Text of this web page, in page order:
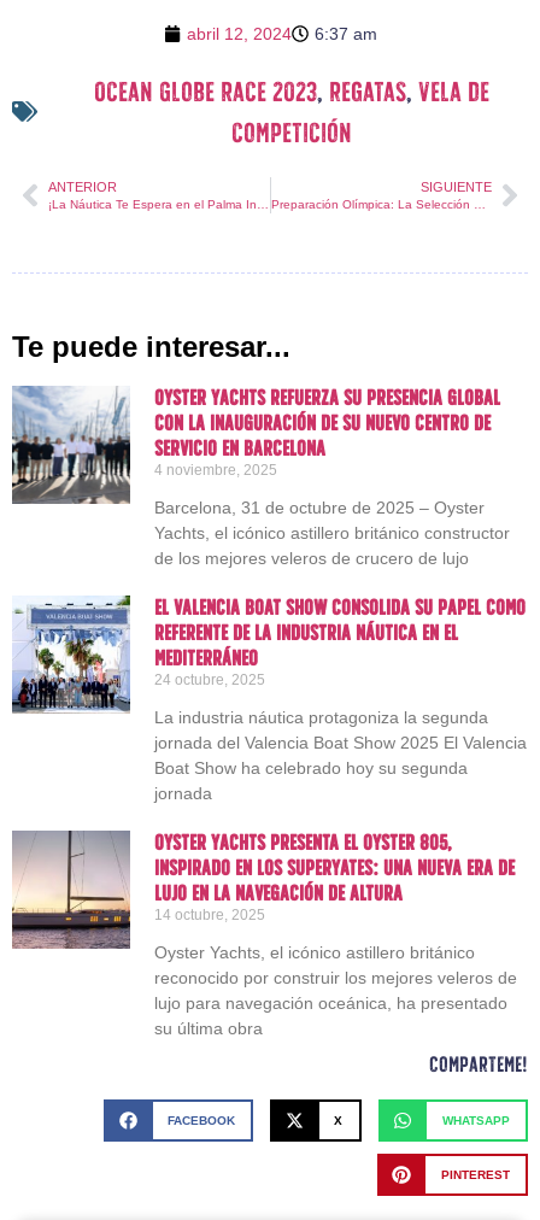
Comparteme!
FACEBOOK X WHATSAPP
PINTEREST
abril 12, 2024 6:37 am
Ocean Globe Race 2023, regatas, vela de
competición
ANTERIOR SIGUIENTE
Te puede interesar...
Oyster Yachts refuerza su presencia global
con la inauguración de su nuevo centro de
servicio en Barcelona
4 noviembre, 2025
Barcelona, 31 de octubre de 2025 – Oyster
Yachts, el icónico astillero británico constructor
de los mejores veleros de crucero de lujo
El Valencia Boat Show consolida su papel como
referente de la industria náutica en el
Mediterráneo
24 octubre, 2025
La industria náutica protagoniza la segunda
jornada del Valencia Boat Show 2025 El Valencia
Boat Show ha celebrado hoy su segunda
jornada
Oyster Yachts presenta el Oyster 805,
inspirado en los superyates: una nueva era de
lujo en la navegación de altura
14 octubre, 2025
Oyster Yachts, el icónico astillero británico
reconocido por construir los mejores veleros de
lujo para navegación oceánica, ha presentado
su última obra